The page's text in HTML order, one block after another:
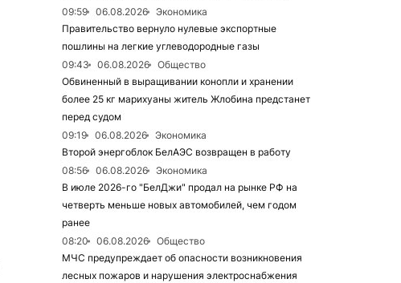
09:59
06.08.2026
Экономика
Правительство вернуло нулевые экспортные
пошлины на легкие углеводородные газы
09:43
06.08.2026
Общество
Обвиненный в выращивании конопли и хранении
более 25 кг марихуаны житель Жлобина предстанет
перед судом
09:19
06.08.2026
Экономика
Второй энергоблок БелАЭС возвращен в работу
08:56
06.08.2026
Экономика
В июле 2026-го "БелДжи" продал на рынке РФ на
четверть меньше новых автомобилей, чем годом
ранее
08:20
06.08.2026
Общество
МЧС предупреждает об опасности возникновения
лесных пожаров и нарушения электроснабжения